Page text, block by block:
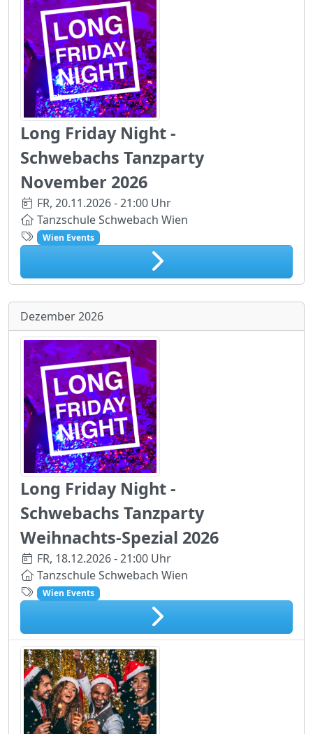
Long Friday Night -
Schwebachs Tanzparty
November 2026
FR, 20.11.2026 - 21:00 Uhr
Tanzschule Schwebach Wien
Wien Events
Dezember 2026
Long Friday Night -
Schwebachs Tanzparty
Weihnachts-Spezial 2026
FR, 18.12.2026 - 21:00 Uhr
Tanzschule Schwebach Wien
Wien Events